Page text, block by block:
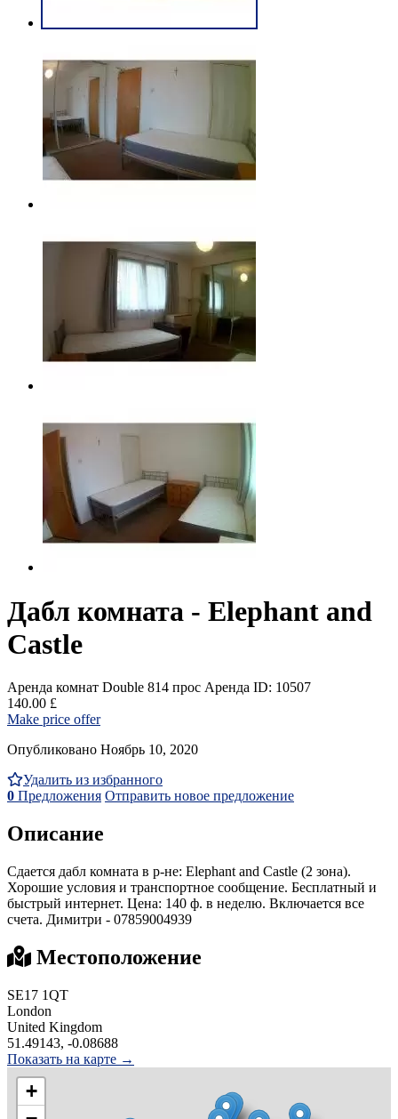
Дабл комната - Elephant and
Castle
Аренда комнат Double 814 прос Аренда ID: 10507
140.00 £
Make price offer
Опубликовано Ноябрь 10, 2020
Удалить из избранного
0 Предложения Отправить новое предложение
Описание
Сдается дабл комната в р-не: Elephant and Castle (2 зона).
Хорошие условия и транспортное сообщение. Бесплатный и
быстрый интернет. Цена: 140 ф. в неделю. Включается все
счета. Димитри - 07859004939
Местоположение
SE17 1QT
London
United Kingdom
51.49143, -0.08688
Показать на карте →
+